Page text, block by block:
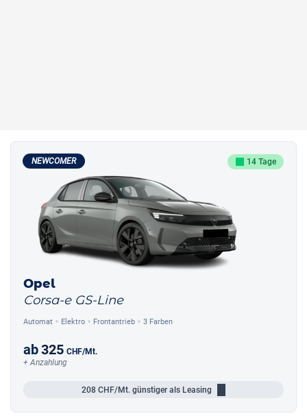
NEWCOMER 14 Tage
Opel
Corsa-e GS-Line
Automat Elektro Frontantrieb 3 Farben
ab325 CHF/Mt.
+ Anzahlung
208 CHF/Mt. günstiger als Leasing